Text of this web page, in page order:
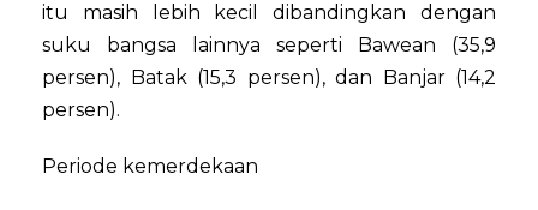
itu masih lebih kecil dibandingkan dengan
suku bangsa lainnya seperti Bawean (35,9
persen), Batak (15,3 persen), dan Banjar (14,2
persen).
Periode kemerdekaan